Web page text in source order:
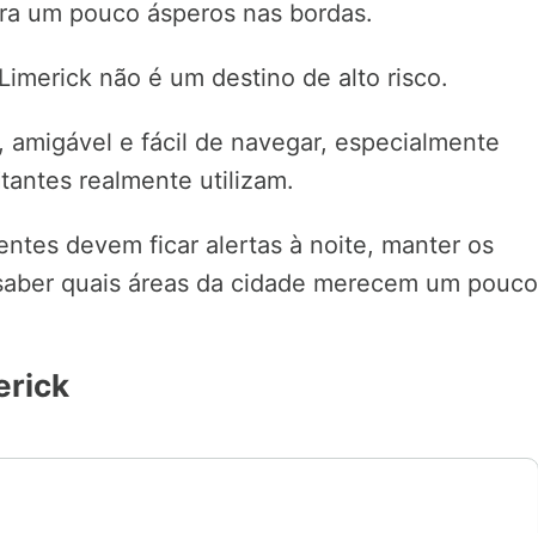
um pouco ásperos nas bordas.
não é um destino de alto risco.
amigável e fácil de navegar, especialmente
realmente utilizam.
devem ficar alertas à noite, manter os
quais áreas da cidade merecem um pouco